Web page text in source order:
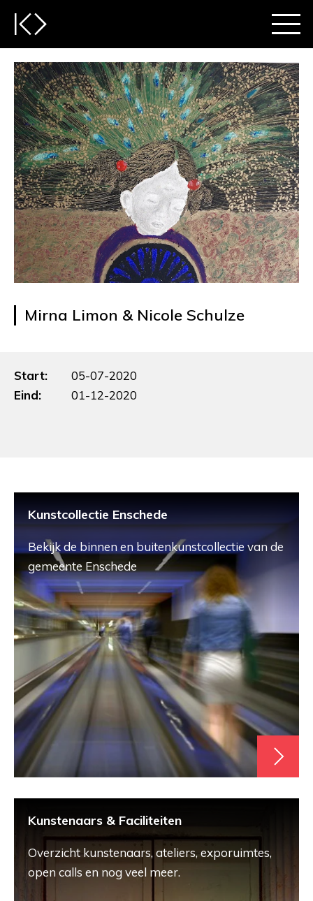
Mirna Limon & Nicole Schulze
Start:
05-07-2020
Eind:
01-12-2020
Kunstcollectie Enschede
Bekijk de binnen en buitenkunstcollectie van de
gemeente Enschede
Kunstenaars & Faciliteiten
Overzicht kunstenaars, ateliers, exporuimtes,
open calls en nog veel meer.